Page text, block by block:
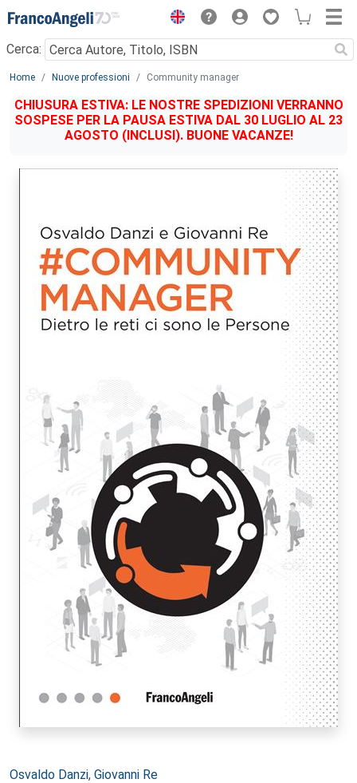
Menu
Cerca:
Main content
Home Nuove professioni Community manager
CHIUSURA ESTIVA: LE NOSTRE SPEDIZIONI VERRANNO
SOSPESE PER LA PAUSA ESTIVA DAL 30 LUGLIO AL 23
AGOSTO (INCLUSI). BUONE VACANZE!
Autori:
Osvaldo Danzi, Giovanni Re